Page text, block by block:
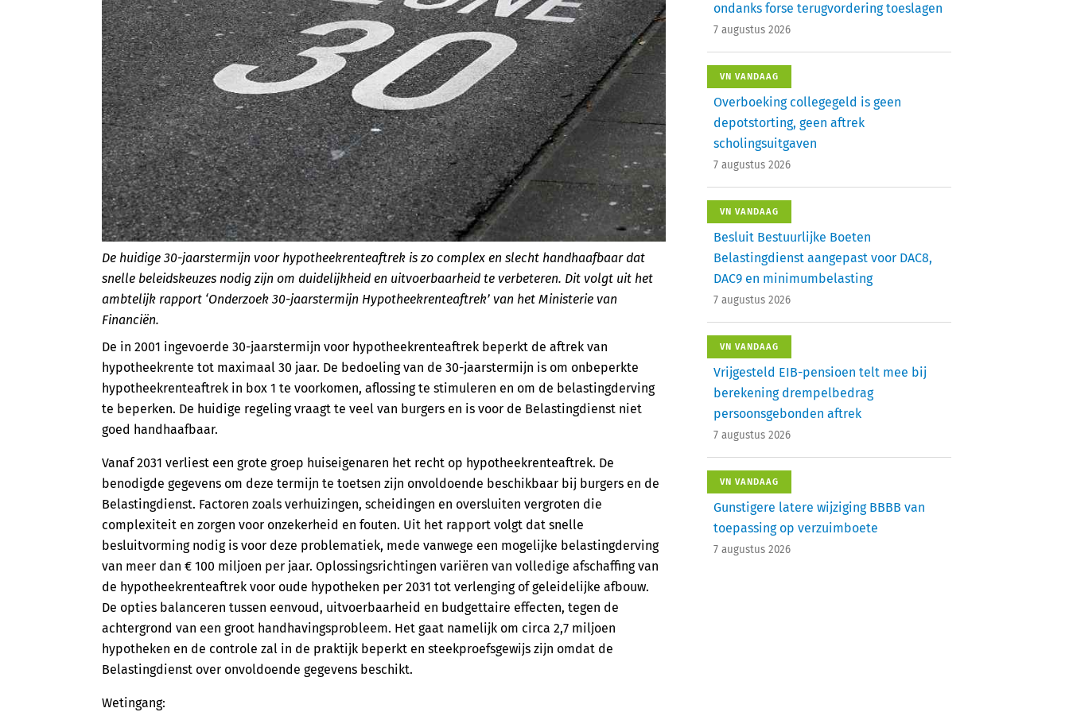
De huidige 30-jaarstermijn voor hypotheekrenteaftrek is zo complex en slecht handhaafbaar dat
snelle beleidskeuzes nodig zijn om duidelijkheid en uitvoerbaarheid te verbeteren. Dit volgt uit het
ambtelijk rapport ‘Onderzoek 30-jaarstermijn Hypotheekrenteaftrek’ van het Ministerie van
Financiën.
De in 2001 ingevoerde 30-jaarstermijn voor hypotheekrenteaftrek beperkt de aftrek van
hypotheekrente tot maximaal 30 jaar. De bedoeling van de 30-jaarstermijn is om onbeperkte
hypotheekrenteaftrek in box 1 te voorkomen, aflossing te stimuleren en om de belastingderving
te beperken. De huidige regeling vraagt te veel van burgers en is voor de Belastingdienst niet
goed handhaafbaar.
Vanaf 2031 verliest een grote groep huiseigenaren het recht op hypotheekrenteaftrek. De
benodigde gegevens om deze termijn te toetsen zijn onvoldoende beschikbaar bij burgers en de
Belastingdienst. Factoren zoals verhuizingen, scheidingen en oversluiten vergroten die
complexiteit en zorgen voor onzekerheid en fouten. Uit het rapport volgt dat snelle
besluitvorming nodig is voor deze problematiek, mede vanwege een mogelijke belastingderving
van meer dan € 100 miljoen per jaar. Oplossingsrichtingen variëren van volledige afschaffing van
de hypotheekrenteaftrek voor oude hypotheken per 2031 tot verlenging of geleidelijke afbouw.
De opties balanceren tussen eenvoud, uitvoerbaarheid en budgettaire effecten, tegen de
achtergrond van een groot handhavingsprobleem. Het gaat namelijk om circa 2,7 miljoen
hypotheken en de controle zal in de praktijk beperkt en steekproefsgewijs zijn omdat de
Belastingdienst over onvoldoende gegevens beschikt.
Wetingang:
ondanks forse terugvordering toeslagen
7 augustus 2026
VN VANDAAG
Overboeking collegegeld is geen
depotstorting, geen aftrek
scholingsuitgaven
7 augustus 2026
VN VANDAAG
Besluit Bestuurlijke Boeten
Belastingdienst aangepast voor DAC8,
DAC9 en minimumbelasting
7 augustus 2026
VN VANDAAG
Vrijgesteld EIB-pensioen telt mee bij
berekening drempelbedrag
persoonsgebonden aftrek
7 augustus 2026
VN VANDAAG
Gunstigere latere wijziging BBBB van
toepassing op verzuimboete
7 augustus 2026